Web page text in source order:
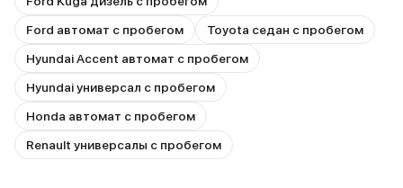
Ford автомат с пробегом
Toyota седан с пробегом
Hyundai Accent автомат с пробегом
Hyundai универсал с пробегом
Honda автомат с пробегом
Renault универсалы с пробегом